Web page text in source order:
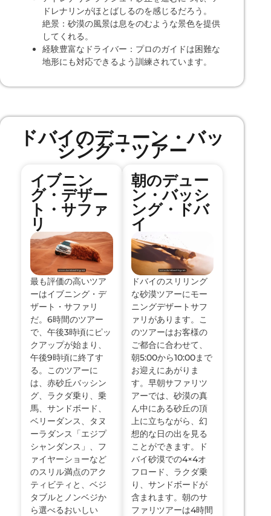
ドレナリンがほとばしるのを感じるだろう。
絶景：砂漠の風景は息をのむような景色を提供
してくれる。
経験豊富なドライバー：プロのガイドは困難な
地形にも対応できるよう訓練されています。
ドバイのデューン・バッ
シング・ツアー
イブニン
グ・デザー
ト・サファ
リ
最も評価の高いツア
ーはイブニング・デ
ザート・サファリ
だ。6時間のツアー
で、午後3時頃にピッ
クアップが始まり、
午後9時頃に終了す
る。このツアーに
は、赤砂丘バッシン
グ、ラクダ乗り、乗
馬、サンドボード、
ベリーダンス、タヌ
ーラダンス「エジプ
シャンダンス」、フ
ァイヤーショーなど
のスリル満点のアク
ティビティと、ベジ
タブルとノンベジか
ら選べるおいしい
朝のデュー
ン・バッシ
ング・ドバ
イ
ドバイのスリリング
な砂漠ツアーにモー
ニングデザートサフ
ァリがあります。こ
のツアーはお客様の
ご都合に合わせて、
朝5:00から10:00まで
お迎えにあがりま
す。早朝サファリツ
アーでは、砂漠の真
ん中にある砂丘の頂
上に立ちながら、幻
想的な日の出を見る
ことができます。ド
バイ砂漠での4×4オ
フロード、ラクダ乗
り、サンドボードが
含まれます。朝のサ
ファリツアーは4時間